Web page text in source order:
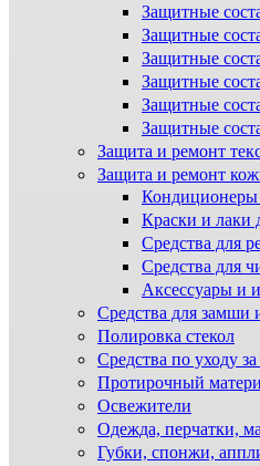
Защитные
Защитные
Защитные
Защитные
Защитные
Защитные
Защита и ремонт
Защита и ремонт
Кондиционеры
Краски и лаки
Средства для
Средства для
Аксессуары и
Средства для замши
Полировка стекол
Средства по уходу
Протирочный
Освежители
Одежда, перчатки,
Губки, спонжи,